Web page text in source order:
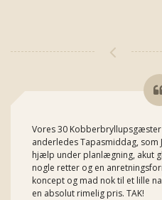
Vores 30
anderledes Tapasmiddag, som
hjælp under planlægning, akut
nogle retter og en
koncept og mad nok til et lille
en absolut rimelig pris. TAK!